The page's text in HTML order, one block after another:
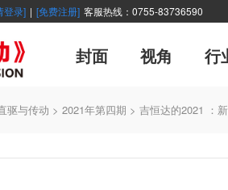
登录] | [免费注册] 客服热线：0755-83736590
封面 视角
厂商采访
封
行
展会报道
每月专辑 聚焦 网站热
控制系统
展会信息
伺服论坛
驱与传动 > 2021年第四期 > 吉恒达的2021 ：